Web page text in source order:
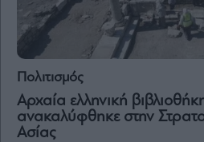
Πολιτισμός
Αρχαία ελληνική
ανακαλύφθηκε στην
Ασίας